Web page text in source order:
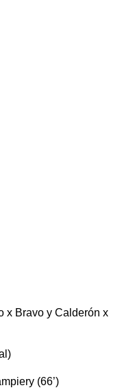
x Bravo y Calderón x
(66’)